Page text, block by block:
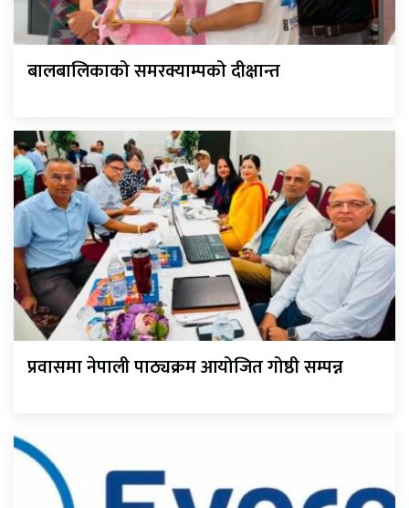
बालबालिकाको समरक्याम्पको दीक्षान्त
प्रवासमा नेपाली पाठ्यक्रम आयोजित गोष्ठी सम्पन्न